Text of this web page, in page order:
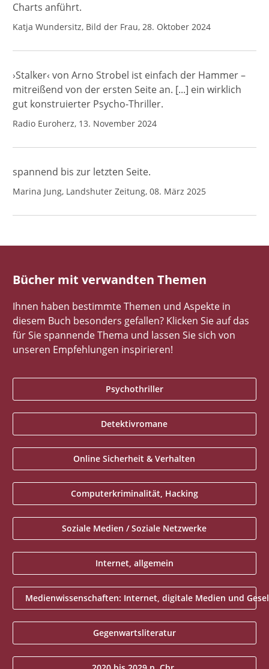
Charts anführt.
Katja Wundersitz, Bild der Frau, 28. Oktober 2024
›Stalker‹ von Arno Strobel ist einfach der Hammer –
mitreißend von der ersten Seite an. [...] ein wirklich
gut konstruierter Psycho-Thriller.
Radio Euroherz, 13. November 2024
spannend bis zur letzten Seite.
Marina Jung, Landshuter Zeitung, 08. März 2025
Bücher mit verwandten Themen
Ihnen haben bestimmte Themen und Aspekte in
diesem Buch besonders gefallen? Klicken Sie auf das
für Sie spannende Thema und lassen Sie sich von
unseren Empfehlungen inspirieren!
Psychothriller
Detektivromane
Online Sicherheit & Verhalten
Computerkriminalität, Hacking
Soziale Medien / Soziale Netzwerke
Internet, allgemein
Medienwissenschaften: Internet, digitale Medien und
Gegenwartsliteratur